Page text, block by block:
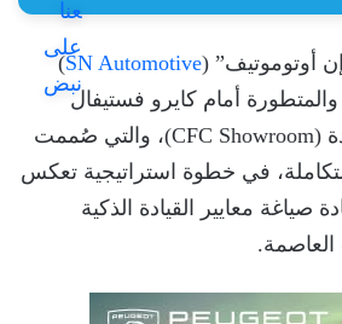
أوتوموتيف” (SN Automotive
)
أمام كايرو فستيفال
سيتي بالقاهرة الجديدة (CFC Showroom)، والتي صُممت
في خطوة استراتيجية تعكس
صياغة معايير القيادة الذكية